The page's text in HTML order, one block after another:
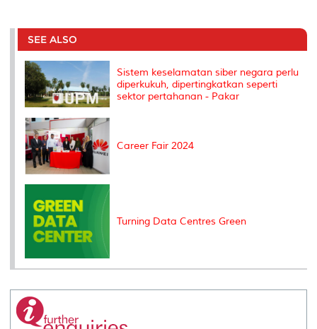
e
b
o
o
k
t
r
e
I
l
L
n
P
e
s
t
SEE ALSO
Sistem keselamatan siber negara perlu
diperkukuh, dipertingkatkan seperti
sektor pertahanan - Pakar
Career Fair 2024
Turning Data Centres Green